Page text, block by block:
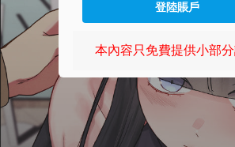
登陸賬戶
本內容只免費提供小部